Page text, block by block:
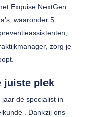
Exquise NextGen.
waaronder 5
zorg je
juiste plek
dé specialist in
. Dankzij ons